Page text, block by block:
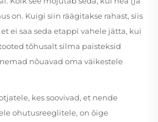
on. Kuigi siin räägitakse rahast, siis
ei saa seda etappi vahele jätta, kui
tõhusalt silma paisteksid
nõuavad oma väikestele
kes soovivad, et nende
ohutusreeglitele, on õige